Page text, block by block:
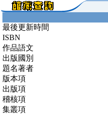
最後更新時間
ISBN
作品語文
出版國別
題名著者
版本項
出版項
稽核項
集叢項